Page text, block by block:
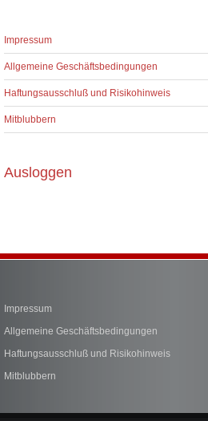
Impressum
Allgemeine Geschäftsbedingungen
Haftungsausschluß und Risikohinweis
Mitblubbern
Ausloggen
Impressum
Allgemeine Geschäftsbedingungen
Haftungsausschluß und Risikohinweis
Mitblubbern